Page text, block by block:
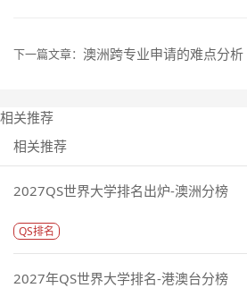
下一篇文章： 澳洲跨专业申请的难点分析
相关推荐
相关推荐
2027QS世界大学排名出炉-澳洲分榜
QS排名
2027年QS世界大学排名-港澳台分榜